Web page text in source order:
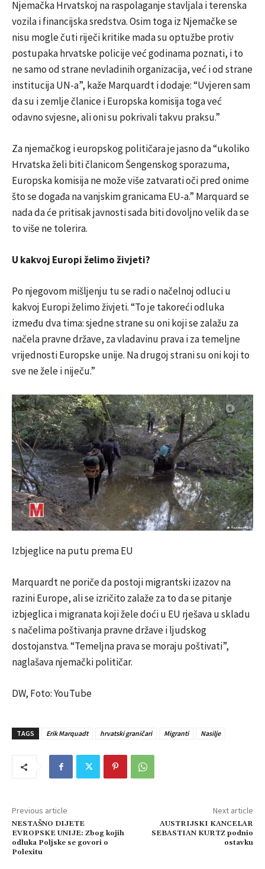
Njemačka Hrvatskoj na raspolaganje stavljala i terenska
vozila i financijska sredstva. Osim toga iz Njemačke se
nisu mogle čuti riječi kritike mada su optužbe protiv
postupaka hrvatske policije već godinama poznati, i to
ne samo od strane nevladinih organizacija, već i od strane
institucija UN-a”, kaže Marquardt i dodaje: “Uvjeren sam
da su i zemlje članice i Europska komisija toga već
odavno svjesne, ali oni su pokrivali takvu praksu.”
Za njemačkog i europskog političara je jasno da “ukoliko
Hrvatska želi biti članicom Šengenskog sporazuma,
Europska komisija ne može više zatvarati oči pred onime
što se događa na vanjskim granicama EU-a.” Marquard se
nada da će pritisak javnosti sada biti dovoljno velik da se
to više ne tolerira.
U kakvoj Europi želimo živjeti?
Po njegovom mišljenju tu se radi o načelnoj odluci u
kakvoj Europi želimo živjeti. “To je takoreći odluka
između dva tima: sjedne strane su oni koji se zalažu za
načela pravne države, za vladavinu prava i za temeljne
vrijednosti Europske unije. Na drugoj strani su oni koji to
sve ne žele i niječu.”
Izbjeglice na putu prema EU
Marquardt ne poriče da postoji migrantski izazov na
razini Europe, ali se izričito zalaže za to da se pitanje
izbjeglica i migranata koji žele doći u EU rješava u skladu
s načelima poštivanja pravne države i ljudskog
dostojanstva. “Temeljna prava se moraju poštivati”,
naglašava njemački političar.
DW, Foto: YouTube
TAGS Erik Marquadt hrvatski graničari Migranti Nasilje
Previous article
NESTAŠNO DIJETE
EVROPSKE UNIJE: Zbog kojih
odluka Poljske se govori o
Polexitu
Next article
AUSTRIJSKI KANCELAR
SEBASTIAN KURTZ podnio
ostavku